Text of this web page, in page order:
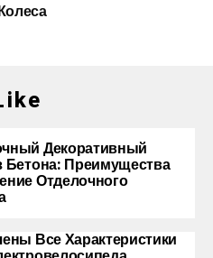
Декоративный
Бетона: Преимущества
Отделочного
Все Характеристики